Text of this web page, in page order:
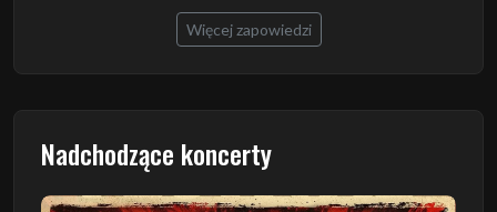
Więcej zapowiedzi
Nadchodzące koncerty